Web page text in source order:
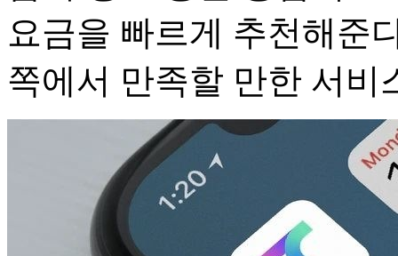
요금을 빠르게 추천해준
쪽에서 만족할 만한 서